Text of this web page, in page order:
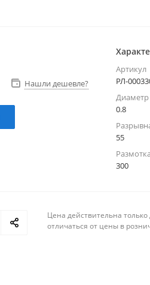
Нашли дешевле?
Артикул
РЛ-
0.8
55
300
Цена действительна
отличаться от цены в